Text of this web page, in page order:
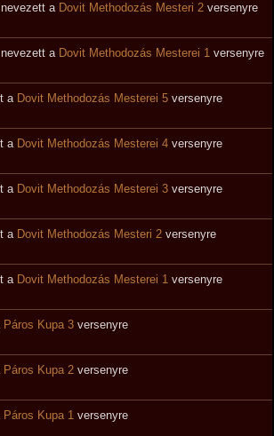
nevezett a Dovit Methodozás Mesteri 2 versenyre
nevezett a Dovit Methodozás Mesterei 1 versenyre
a Dovit Methodozás Mesterei 5 versenyre
a Dovit Methodozás Mesterei 4 versenyre
a Dovit Methodozás Mesterei 3 versenyre
a Dovit Methodozás Mesteri 2 versenyre
a Dovit Methodozás Mesterei 1 versenyre
Páros Kupa 3 versenyre
Páros Kupa 2 versenyre
Páros Kupa 1 versenyre